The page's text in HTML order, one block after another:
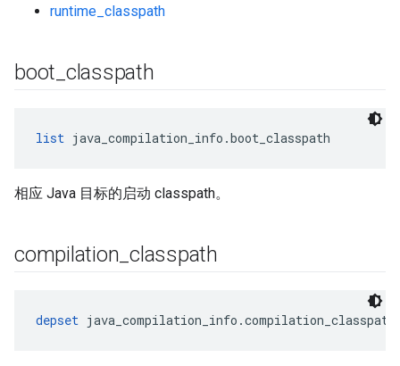
runtime_classpath
boot classpath
list java_compilation_info.boot_classpath
相应 Java 目标的启动 classpath。
compilation _classpath
depset java_compilation_info.compilation_classpath